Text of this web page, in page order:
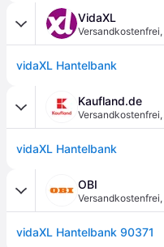
VidaXL
Versandkostenfrei,
vidaXL Hantelbank
Kaufland.de
Versandkostenfrei,
vidaXL Hantelbank
OBI
Versandkostenfrei,
vidaXL Hantelbank 90371